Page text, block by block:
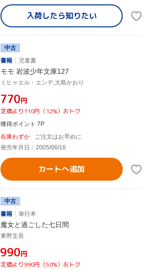
入荷したら知りたい
中古
書籍
児童書
モモ 岩波少年文庫127
ミヒャエル・エンデ,大島かおり
¥770円
定価より110円（12%）おトク
獲得ポイント 7P
在庫わずか
ご注文はお早めに
発売年月日：2005/06/16
カートへ追加
中古
書籍
単行本
魔女と過ごした七日間
東野圭吾
¥990円
定価より990円（50%）おトク